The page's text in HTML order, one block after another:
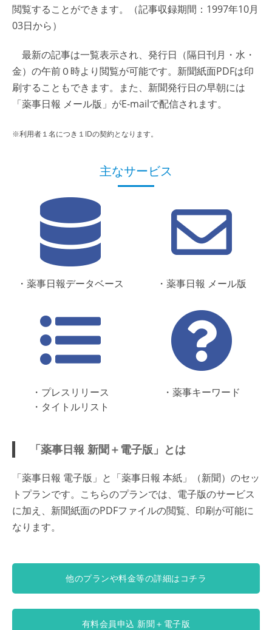
閲覧することができます。（記事収録期間：1997年10月
03日から）
最新の記事は一覧表示され、発行日（隔日刊月・水・
金）の午前０時より閲覧が可能です。新聞紙面PDFは印
刷することもできます。また、新聞発行日の早朝には
「薬事日報 メール版」がE-mailで配信されます。
※利用者１名につき１IDの契約となります。
主なサービス
・薬事日報データベース ・薬事日報 メール版
・プレスリリース
・タイトルリスト
・薬事キーワード
「薬事日報 新聞＋電子版」とは
「薬事日報 電子版」と「薬事日報 本紙」（新聞）のセッ
トプランです。こちらのプランでは、電子版のサービス
に加え、新聞紙面のPDFファイルの閲覧、印刷が可能に
なります。
他のプランや料金等の詳細はコチラ
有料会員申込 新聞＋電子版